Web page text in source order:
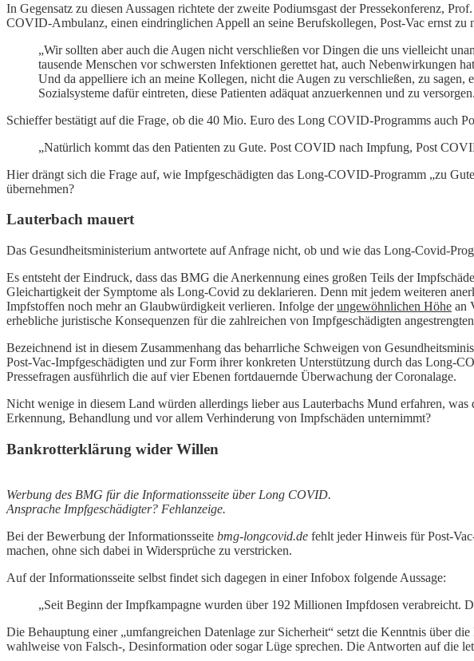
In Gegensatz zu diesen Aussagen richtete der zweite Podiumsgast der Pressekonferenz,
COVID-Ambulanz, einen eindringlichen Appell an seine Berufskollegen, Post-Vac ernst zu
„Wir sollten aber auch die Augen nicht verschließen vor Dingen die uns vielleicht
tausende Menschen vor schwersten Infektionen gerettet hat, auch Nebenwirkungen
Und da appelliere ich an meine Kollegen, nicht die Augen zu verschließen, zu
Sozialsysteme dafür eintreten, diese Patienten adäquat anzuerkennen und zu
Schieffer bestätigt auf die Frage, ob die 40 Mio. Euro des Long COVID-Programms auch
„Natürlich kommt das den Patienten zu Gute. Post COVID nach Impfung, Post
Hier drängt sich die Frage auf, wie Impfgeschädigten das Long-COVID-Programm „zu
übernehmen?
Lauterbach mauert
Das Gesundheitsministerium antwortete auf Anfrage nicht, ob und wie das Long-Covid-
Es entsteht der Eindruck, dass das BMG die Anerkennung eines großen Teils der
Gleichartigkeit der Symptome als Long-Covid zu deklarieren. Denn mit jedem weiteren
Impfstoffen noch mehr an Glaubwürdigkeit verlieren. Infolge derungewöhnlichen Höhe an
erhebliche juristische Konsequenzen für die zahlreichen von Impfgeschädigten angestrengten
Bezeichnend ist in diesem Zusammenhang das beharrliche Schweigen von
Post-Vac-Impfgeschädigten und zur Form ihrer konkreten Unterstützung durch das Long-
Pressefragen ausführlich die auf vier Ebenen fortdauernde Überwachung der Coronalage.
Nicht wenige in diesem Land würden allerdings lieber aus Lauterbachs Mund erfahren,
Erkennung, Behandlung und vor allem Verhinderung von Impfschäden unternimmt?
Bankrotterklärung wider Willen
Werbung des BMG für die Informationsseite über Long COVID.
Ansprache Impfgeschädigter? Fehlanzeige.
Bei der Bewerbung der Informationsseite bmg-longcovid.de fehlt jeder Hinweis für Post-
machen, ohne sich dabei in Widersprüche zu verstricken.
Auf der Informationsseite selbst findet sich dagegen in einer Infobox folgende Aussage:
„Seit Beginn der Impfkampagne wurden über 192 Millionen Impfdosen verabreicht.
Die Behauptung einer „umfangreichen Datenlage zur Sicherheit“ setzt die Kenntnis über
wahlweise von Falsch-, Desinformation oder sogar Lüge sprechen. Die Antworten auf die